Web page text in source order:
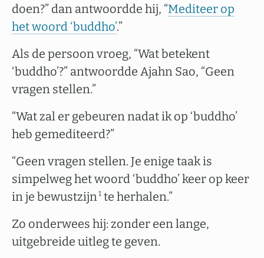
doen?” dan antwoordde hij, “Mediteer op
het woord ‘buddho’.”
Als de persoon vroeg, “Wat betekent
‘buddho’?” antwoordde Ajahn Sao, “Geen
vragen stellen.”
“Wat zal er gebeuren nadat ik op ‘buddho’
heb gemediteerd?”
“Geen vragen stellen. Je enige taak is
simpelweg het woord ‘buddho’ keer op keer
in je bewustzijn1 te herhalen.”
Zo onderwees hij: zonder een lange,
uitgebreide uitleg te geven.